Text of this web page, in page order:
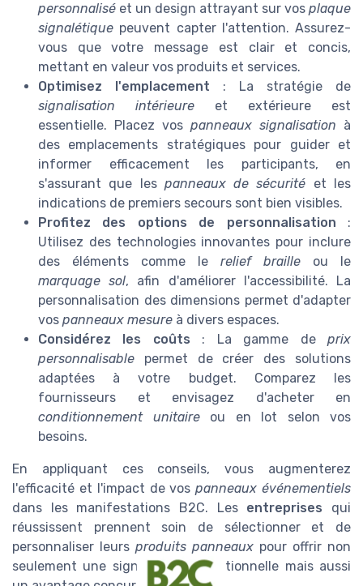
personnalisé et un design attrayant sur vos plaque
signalétique peuvent capter l'attention. Assurez-
vous que votre message est clair et concis,
mettant en valeur vos produits et services.
Optimisez l'emplacement : La stratégie de
signalisation intérieure et extérieure est
essentielle. Placez vos panneaux signalisation à
des emplacements stratégiques pour guider et
informer efficacement les participants, en
s'assurant que les panneaux de sécurité et les
indications de premiers secours sont bien visibles.
Profitez des options de personnalisation :
Utilisez des technologies innovantes pour inclure
des éléments comme le relief braille ou le
marquage sol, afin d'améliorer l'accessibilité. La
personnalisation des dimensions permet d'adapter
vos panneaux mesure à divers espaces.
Considérez les coûts : La gamme deprix
personnalisable permet de créer des solutions
adaptées à votre budget. Comparez les
fournisseurs et envisagez d'acheter en
conditionnement unitaireou en lot selon vos
besoins.
En appliquant ces conseils, vous augmenterez
l'efficacité et l'impact de vospanneaux événementiels
dans les manifestations B2C. Les entreprises qui
réussissent prennent soin de sélectionner et de
personnaliser leurs produits panneaux pour offrir non
seulement une signalisation fonctionnelle mais aussi